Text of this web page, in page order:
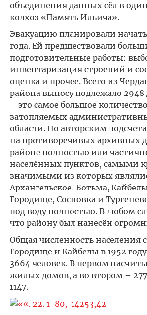
объединения данных сёл в
колхоз «Память Ильича».
Эвакуацию планировали
года. Ей предшествовали
подготовительные работы:
инвентаризация строений и
оценка и прочее. Всего из
района выносу подлежало
– это самое большое
затопляемых
области. По авторским
на противоречивых архивных
районе полностью или
населённых пунктов, самыми
значимыми из которых
Архангельское, Ботьма,
Городище, Сосновка и
под воду полностью. В любом
что району был нанесён
Общая численность населения
Городище и Кайбелы в 1952 году
3664 человек. В первом
жилых домов, а во втором – 277,
1147.